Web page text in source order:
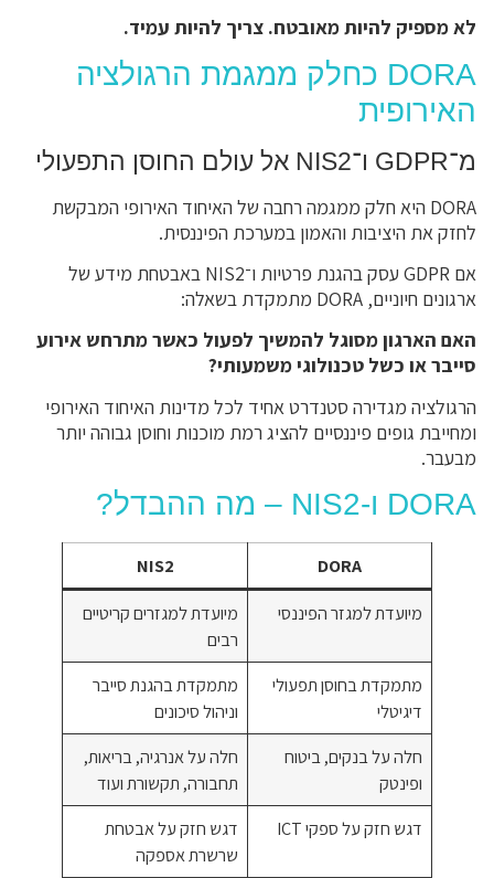
לא מספיק להיות מאובטח. צריך להיות עמיד.
DORA כחלק ממגמת הרגולציה
האירופית
מ־GDPR ו־NIS2 אל עולם החוסן התפעולי
DORA היא חלק ממגמה רחבה של האיחוד האירופי המבקשת
לחזק את היציבות והאמון במערכת הפיננסית.
אם GDPR עסק בהגנת פרטיות ו־NIS2 באבטחת מידע של
ארגונים חיוניים, DORA מתמקדת בשאלה:
האם הארגון מסוגל להמשיך לפעול כאשר מתרחש אירוע
סייבר או כשל טכנולוגי משמעותי?
הרגולציה מגדירה סטנדרט אחיד לכל מדינות האיחוד האירופי
ומחייבת גופים פיננסיים להציג רמת מוכנות וחוסן גבוהה יותר
מבעבר.
DORA ו-NIS2 – מה ההבדל?
DORA
NIS2
מיועדת למגזר הפיננסי
מיועדת למגזרים קריטיים
רבים
מתמקדת בחוסן תפעולי
דיגיטלי
מתמקדת בהגנת סייבר
וניהול סיכונים
חלה על בנקים, ביטוח
ופינטק
חלה על אנרגיה, בריאות,
תחבורה, תקשורת ועוד
דגש חזק על ספקי ICT
דגש חזק על אבטחת
שרשרת אספקה